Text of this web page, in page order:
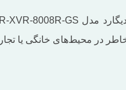
در محیط‌های خانگی یا